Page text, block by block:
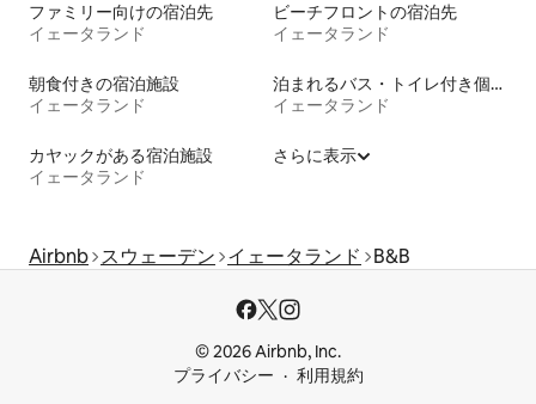
ファミリー向けの宿泊先
イェータランド
ビーチフロントの宿泊先
イェータランド
朝食付きの宿泊施設
イェータランド
泊まれるバス・トイレ付き個室
イェータランド
カヤックがある宿泊施設
イェータランド
さらに表示
Airbnb スウェーデン イェータランド B&B
© 2026 Airbnb, Inc.
プライバシー
利用規約